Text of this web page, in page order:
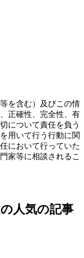
を含む）及びこの情
正確性、完全性、有
について責任を負う
用いて行う行動に関
において行っていた
家等に相談されるこ
人気の記事